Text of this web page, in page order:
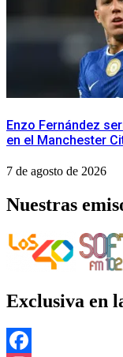
Enzo Fernández
en el Manchester
7 de agosto de 2026
Nuestras
Exclusiva en